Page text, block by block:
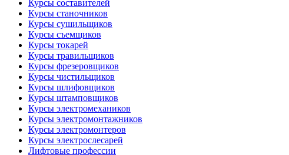
Курсы составителей
Курсы станочников
Курсы сушильщиков
Курсы съемщиков
Курсы токарей
Курсы травильщиков
Курсы фрезеровщиков
Курсы чистильщиков
Курсы шлифовщиков
Курсы штамповщиков
Курсы электромехаников
Курсы электромонтажников
Курсы электромонтеров
Курсы электрослесарей
Лифтовые профессии